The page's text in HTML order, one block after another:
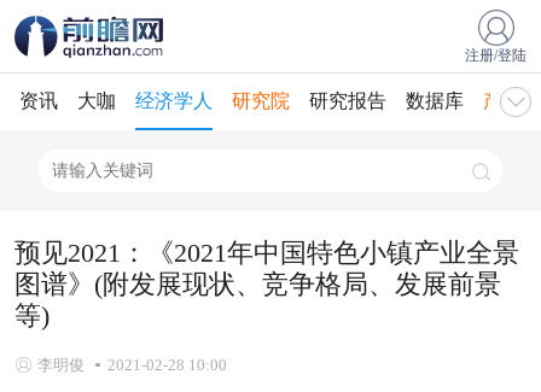
注册/登陆
资讯 大咖 经济学人 研究院 研究报告 数据库 产业
预见2021：《2021年中国特色小镇产业全景
图谱》(附发展现状、竞争格局、发展前景
等)
李明俊 2021-02-28 10:00